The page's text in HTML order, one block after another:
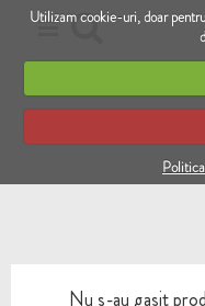
Utilizam cookie-uri, doar
Nu s-au gasit